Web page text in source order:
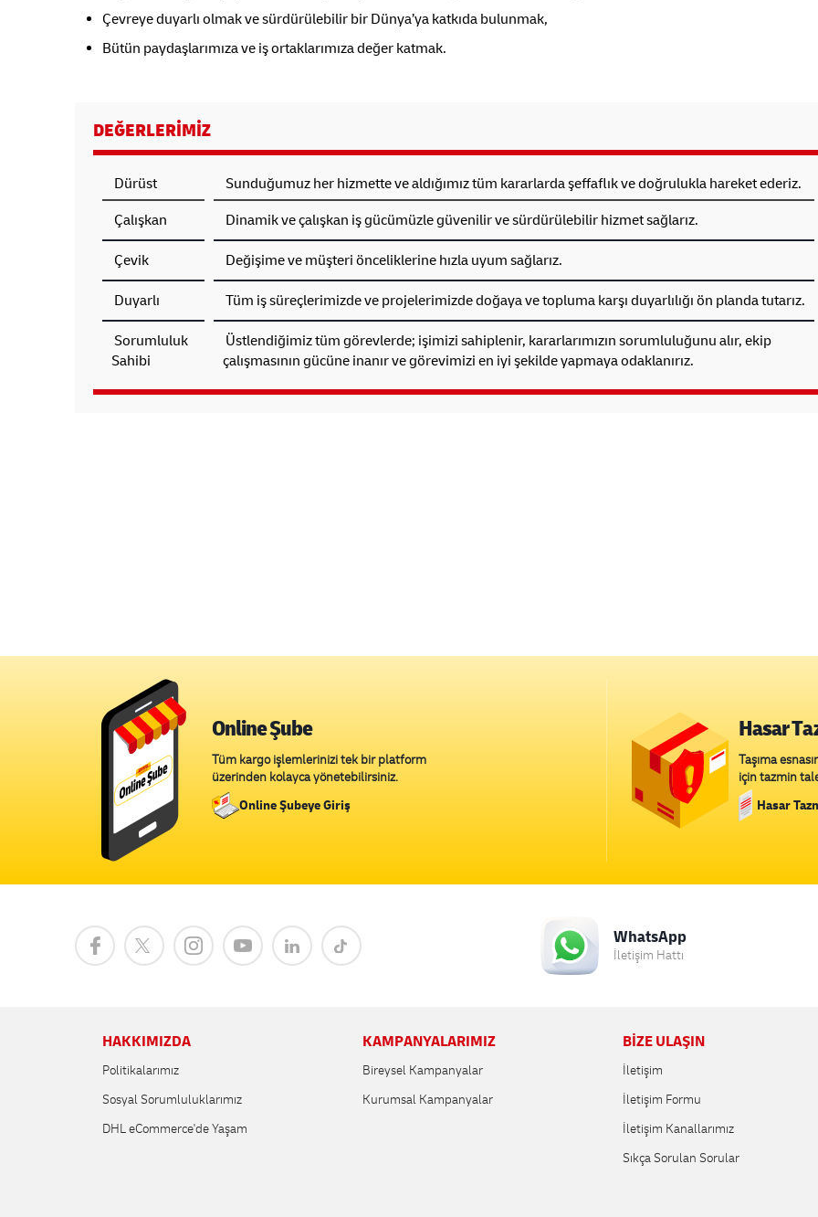
Çevreye duyarlı olmak ve sürdürülebilir bir Dünya’ya katkıda bulunmak,
Bütün paydaşlarımıza ve iş ortaklarımıza değer katmak.
DEĞERLERIMIZ
Dürüst
Sunduğumuz her hizmette ve aldığımız tüm kararlarda şeffaflık ve doğrulukla hareket ederiz.
Çalışkan
Dinamik ve çalışkan iş gücümüzle güvenilir ve sürdürülebilir hizmet sağlarız.
Çevik Değişime ve müşteri önceliklerine hızla uyum sağlarız.
Duyarlı Tüm iş süreçlerimizde ve projelerimizde doğaya ve topluma karşı duyarlılığı ön planda tutarız.
Sorumluluk
Sahibi
Üstlendiğimiz tüm görevlerde; işimizi sahiplenir, kararlarımızın sorumluluğunu alır, ekip
çalışmasının gücüne inanır ve görevimizi en iyi şekilde yapmaya odaklanırız.
Online Şube
Tüm kargo işlemlerinizi tek bir platform
üzerinden kolayca yönetebilirsiniz.
Online Şubeye Giriş
Hasar
Taşıma
için tazmin
Hasar
WhatsApp
İletişim Hattı
HAKKIMIZDA
Politikalarımız
Sosyal Sorumluluklarımız
DHL eCommerce'de Yaşam
KAMPANYALARIMIZ
Bireysel Kampanyalar
Kurumsal Kampanyalar
BİZE ULAŞIN
İletişim
İletişim Formu
İletişim Kanallarımız
Sıkça Sorulan Sorular